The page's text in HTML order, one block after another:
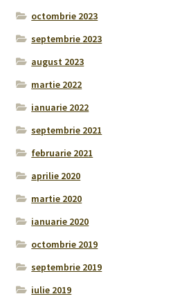
octombrie 2023
septembrie 2023
august 2023
martie 2022
ianuarie 2022
septembrie 2021
februarie 2021
aprilie 2020
martie 2020
ianuarie 2020
octombrie 2019
septembrie 2019
iulie 2019